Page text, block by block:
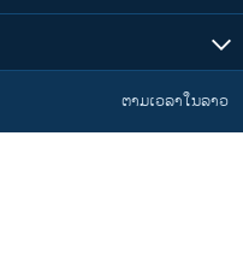
ຕາມເວລາໃນລາວ